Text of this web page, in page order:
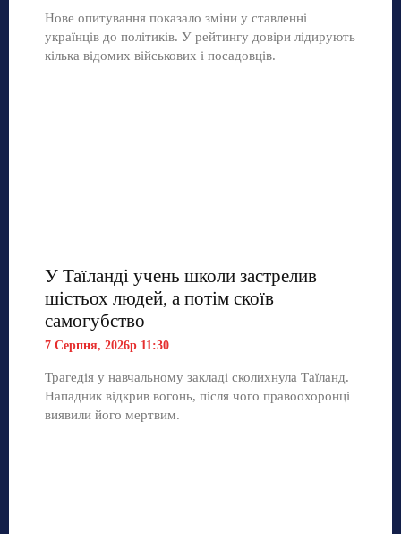
Нове опитування показало зміни у ставленні
українців до політиків. У рейтингу довіри лідирують
кілька відомих військових і посадовців.
У Таїланді учень школи застрелив
шістьох людей, а потім скоїв
самогубство
7 Серпня, 2026р 11:30
Трагедія у навчальному закладі сколихнула Таїланд.
Нападник відкрив вогонь, після чого правоохоронці
виявили його мертвим.